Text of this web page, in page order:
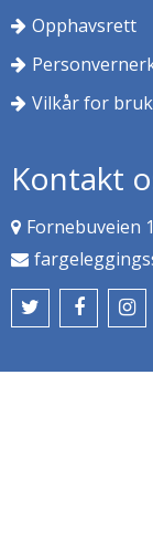
Opphavsrett
Vilkår for bruk
Kontakt
Fornebuveien